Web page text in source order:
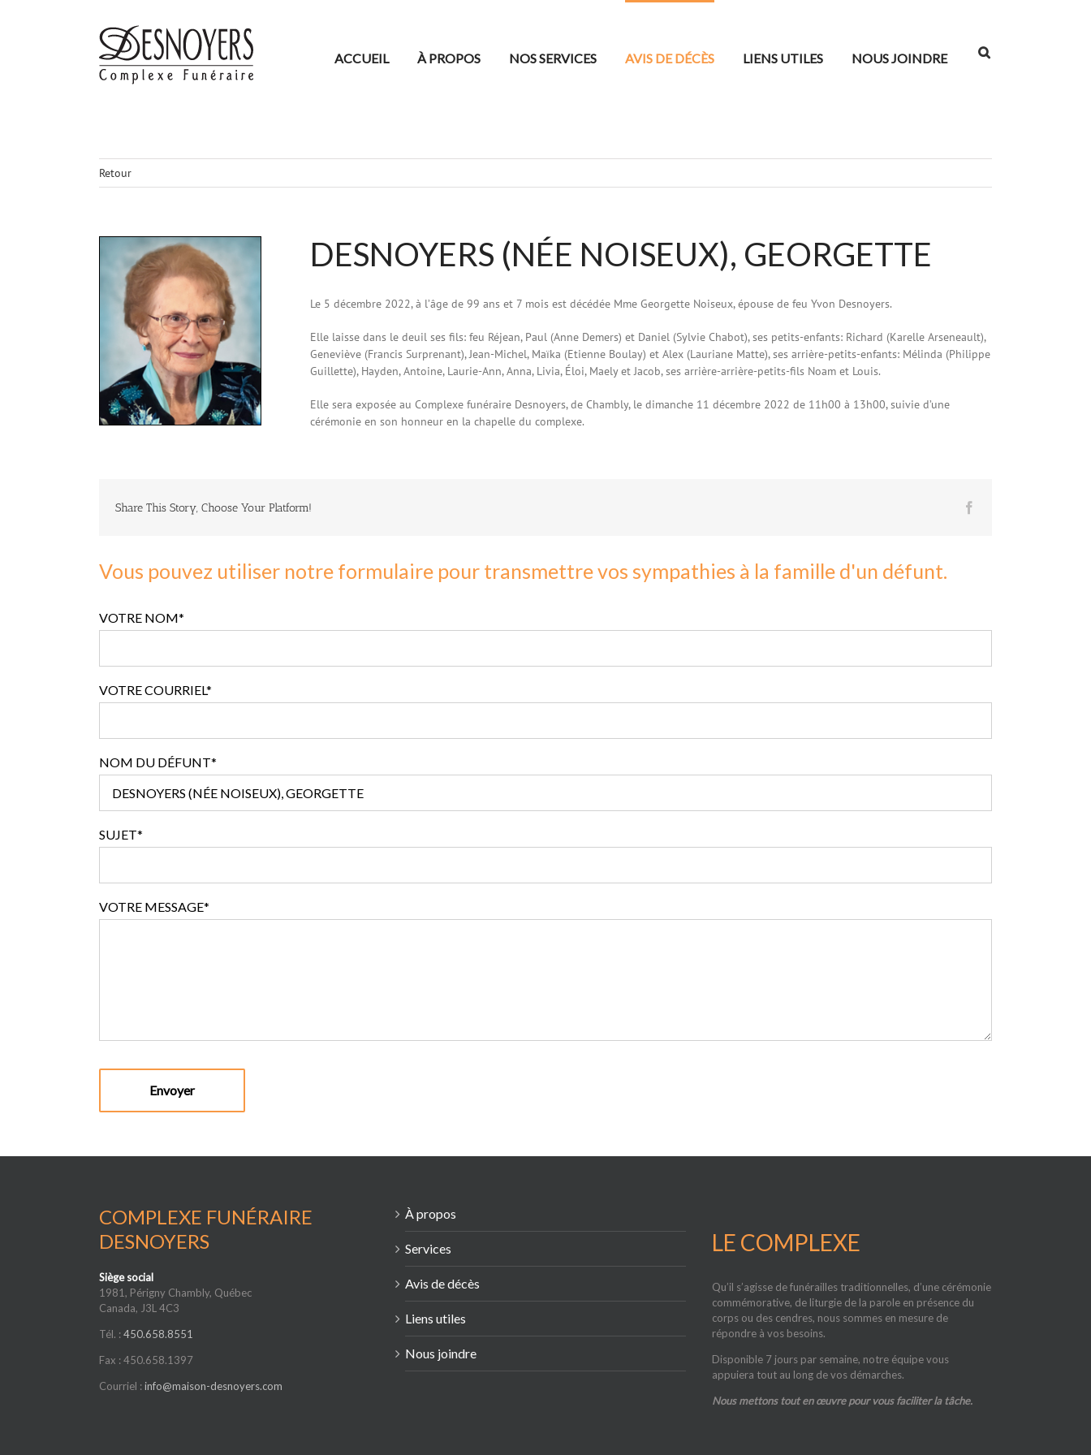
ACCUEIL À PROPOS NOS SERVICES AVIS DE DÉCÈS LIENS UTILES NOUS JOINDRE
Retour
Agrandir
l&apos;image
DESNOYERS (NÉE NOISEUX), GEORGETTE
Le 5 décembre 2022, à l’âge de 99 ans et 7 mois est décédée Mme Georgette Noiseux, épouse de feu Yvon Desnoyers.
Elle laisse dans le deuil ses fils: feu Réjean, Paul (Anne Demers) et Daniel (Sylvie Chabot), ses petits-enfants: Richard (Karelle Arseneault),
Geneviève (Francis Surprenant), Jean-Michel, Maïka (Etienne Boulay) et Alex (Lauriane Matte), ses arrière-petits-enfants: Mélinda (Philippe
Guillette), Hayden, Antoine, Laurie-Ann, Anna, Livia, Éloi, Maely et Jacob, ses arrière-arrière-petits-fils Noam et Louis.
Elle sera exposée au Complexe funéraire Desnoyers, de Chambly, le dimanche 11 décembre 2022 de 11h00 à 13h00, suivie d’une
cérémonie en son honneur en la chapelle du complexe.
Share This Story, Choose Your Platform!
Vous pouvez utiliser notre formulaire pour transmettre vos sympathies à la famille d'un défunt.
VOTRE NOM*
VOTRE COURRIEL*
NOM DU DÉFUNT*
SUJET*
VOTRE MESSAGE*
COMPLEXE FUNÉRAIRE
DESNOYERS
Siège social
1981, Périgny Chambly, Québec
Canada, J3L 4C3
Tél. :450.658.8551
Fax : 450.658.1397
Courriel :info@maison-desnoyers.com
À propos
Services
Avis de décès
Liens utiles
Nous joindre
LE COMPLEXE
Qu’il s’agisse de funérailles traditionnelles, d’une cérémonie
commémorative, de liturgie de la parole en présence du
corps ou des cendres, nous sommes en mesure de
répondre à vos besoins.
Disponible 7 jours par semaine, notre équipe vous
appuiera tout au long de vos démarches.
Nous mettons tout en œuvre pour vous faciliter la tâche.